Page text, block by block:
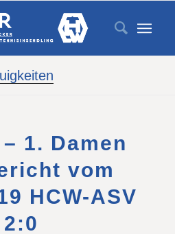
1. Damen
vom
HCW-ASV
2:0